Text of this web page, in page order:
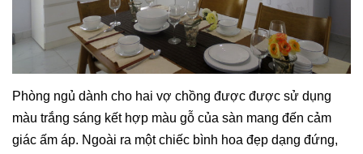
Phòng ngủ dành cho hai vợ chồng được được sử dụng
màu trắng sáng kết hợp màu gỗ của sàn mang đến cảm
giác ấm áp. Ngoài ra một chiếc bình hoa đẹp dạng đứng,